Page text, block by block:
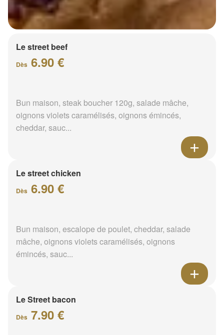
Le street beef
Dès 6.90 €
Bun maison, steak boucher 120g, salade mâche,
oignons violets caramélisés, oignons émincés,
cheddar, sauc...
Le street chicken
Dès 6.90 €
Bun maison, escalope de poulet, cheddar, salade
mâche, oignons violets caramélisés, oignons
émincés, sauc...
Le Street bacon
Dès 7.90 €